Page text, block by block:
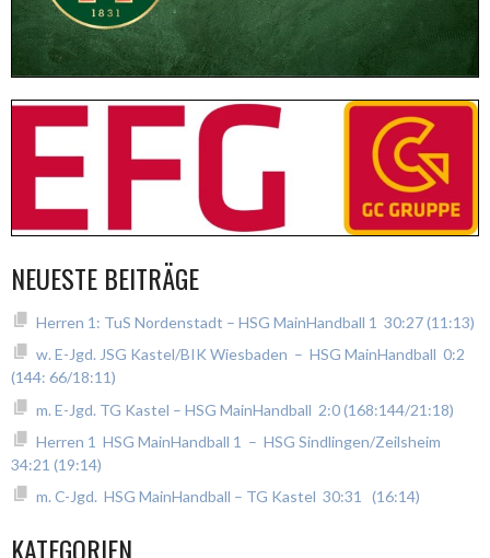
NEUESTE BEITRÄGE
Herren 1: TuS Nordenstadt – HSG MainHandball 1 30:27 (11:13)
w. E-Jgd. JSG Kastel/BIK Wiesbaden – HSG MainHandball 0:2
(144: 66/18:11)
m. E-Jgd. TG Kastel – HSG MainHandball 2:0 (168:144/21:18)
Herren 1 HSG MainHandball 1 – HSG Sindlingen/Zeilsheim
34:21 (19:14)
m. C-Jgd. HSG MainHandball – TG Kastel 30:31 (16:14)
KATEGORIEN